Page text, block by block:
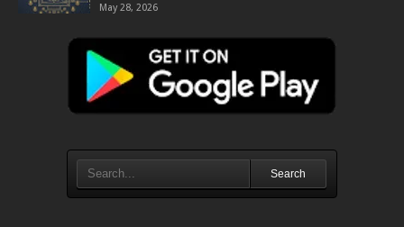
May 28, 2026
Search